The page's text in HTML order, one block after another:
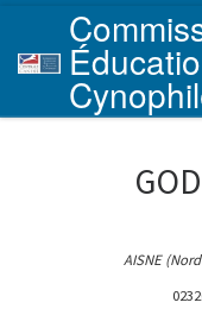
Skip to content
AISNE